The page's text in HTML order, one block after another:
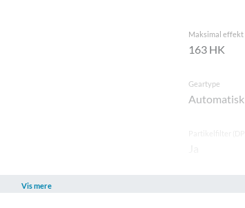
Maksimal effekt
163 HK
Geartype
Automatisk
Vis mere